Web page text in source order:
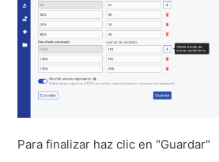
Para finalizar haz clic en "Guardar"